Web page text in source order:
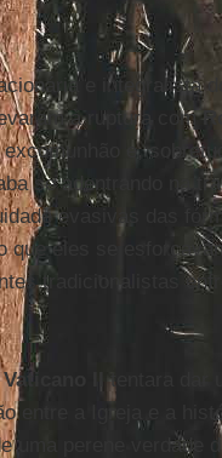
e integralista
à ruptura com
e,
se adentrando na
evasivas das
que eles se
tradicionalistas
Vaticano IItentara dar
entre a Igreja e a
uma perene verdade